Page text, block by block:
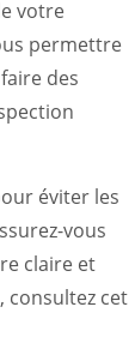
votre
permettre
des
éviter les
vous
claire et
consultez cet